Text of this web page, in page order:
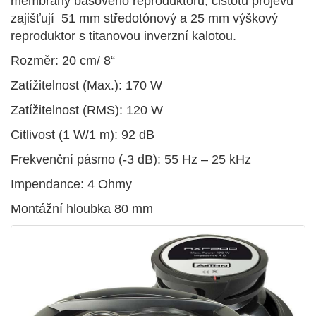
zajišťují 51 mm středotónový a 25 mm výškový
reproduktor s titanovou inverzní kalotou.
Rozměr: 20 cm/ 8“
Zatížitelnost (Max.): 170 W
Zatížitelnost (RMS): 120 W
Citlivost (1 W/1 m): 92 dB
Frekvenční pásmo (-3 dB): 55 Hz – 25 kHz
Impendance: 4 Ohmy
Montážní hloubka 80 mm